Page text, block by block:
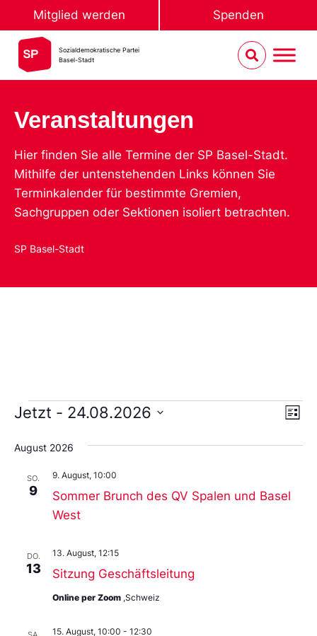
Mitglied werden Spenden
Sozialdemokratische Partei
Basel-Stadt
Veranstaltungen
Hier finden Sie alle Termine der SP Basel-Stadt.
Mithilfe der untenstehenden Links können Sie
Terminkalender für bestimmte Gremien,
Sachgruppen oder Sektionen isoliert betrachten.
SP Basel-Stadt
Liste
Jetzt - 24.08.2026
Sie
das
aus.
August 2026
SO.
9
Sommer Brunch des QV Spalen und Basel
West
9. August, 10:00
DO.
13 Sitzung Geschäftsleitung
13. August, 12:15
Online per Zoom ,Schweiz
15. August, 10:00 - 12:30